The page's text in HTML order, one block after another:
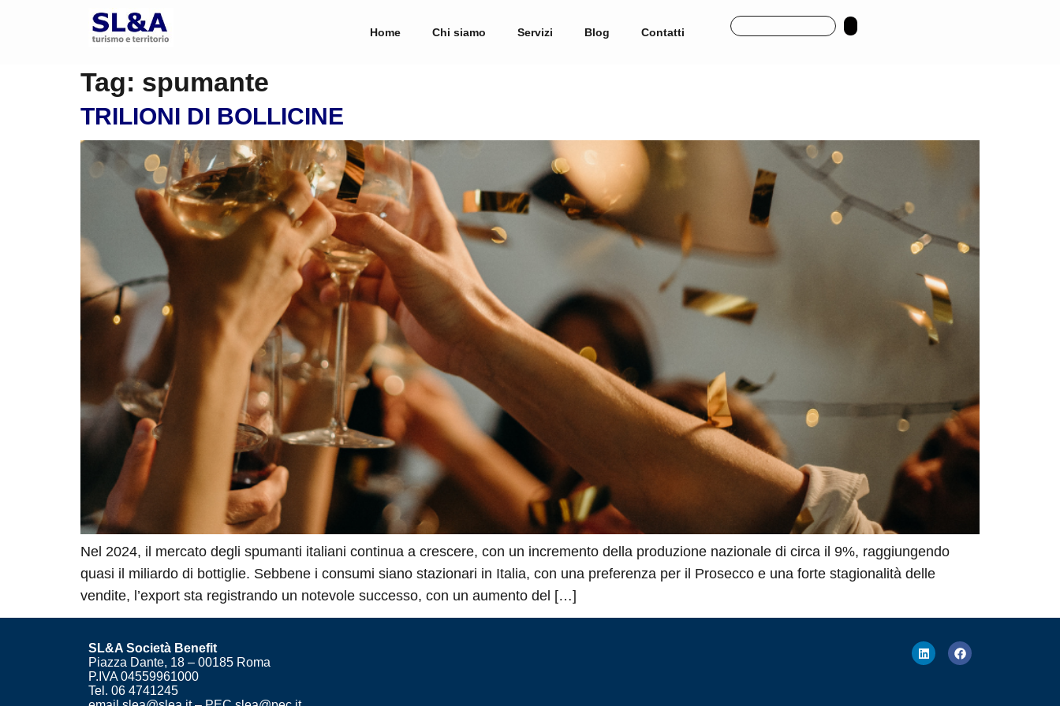
Home Chi siamo Servizi Blog Contatti
Tag: spumante
TRILIONI DI BOLLICINE
Nel 2024, il mercato degli spumanti italiani continua a crescere, con un incremento della produzione nazionale di circa il 9%, raggiungendo
quasi il miliardo di bottiglie. Sebbene i consumi siano stazionari in Italia, con una preferenza per il Prosecco e una forte stagionalità delle
vendite, l’export sta registrando un notevole successo, con un aumento del […]
SL&A Società Benefit
Piazza Dante, 18 – 00185 Roma
P.IVA 04559961000
Tel. 06 4741245